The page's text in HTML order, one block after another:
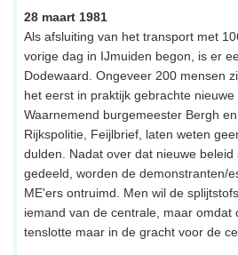
28 maart 1981
Als afsluiting van het transport met
vorige dag in IJmuiden begon, is er
Dodewaard. Ongeveer 200 mensen
het eerst in praktijk gebrachte nieuwe
Waarnemend burgemeester Bergh
Rijkspolitie, Feijlbrief, laten weten
dulden. Nadat over dat nieuwe beleid
gedeeld, worden de demonstranten/
ME'ers ontruimd. Men wil de
iemand van de centrale, maar omdat
tenslotte maar in de gracht voor de